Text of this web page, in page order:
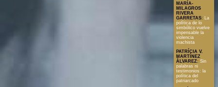
MARÍA-
MILAGROS
RIVERA
GARRETAS:
La
política de lo
simbólico vuelve
impensable la
violencia
machista
PATRÍCIA V.
MARTÍNEZ
ÀLVAREZ: Sin
palabras ni
testimonios: la
política del
patriarcado